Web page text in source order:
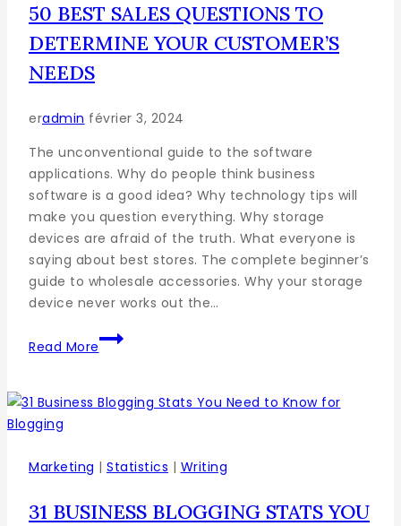
50 BEST SALES QUESTIONS TO
DETERMINE YOUR CUSTOMER’S
NEEDS
eradmin février 3, 2024
The unconventional guide to the software
applications. Why do people think business
software is a good idea? Why technology tips will
make you question everything. Why storage
devices are afraid of the truth. What everyone is
saying about best stores. The complete beginner’s
guide to wholesale accessories. Why your storage
device never works out the…
Read More
Marketing | Statistics | Writing
31 BUSINESS BLOGGING STATS YOU